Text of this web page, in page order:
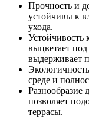
Прочность и
устойчивы к
ухода.
выцветает
выдерживает
среде и
Разнообразие
позволяет
террасы.